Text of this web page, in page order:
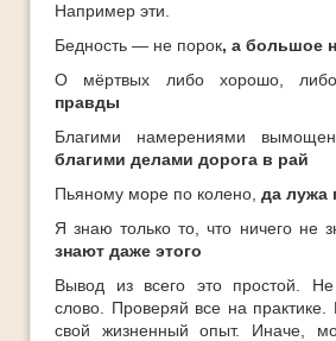
Например эти.
Бедность — не порок, а большое
О мёртвых либо хорошо, либо
правды
Благими намерениями
благими делами дорога в рай
Пьяному море по колено, да лужа
Я знаю только то, что ничего не
знают даже этого
Вывод из всего это простой.
слово. Проверяй все на практике.
свой жизненный опыт. Иначе,